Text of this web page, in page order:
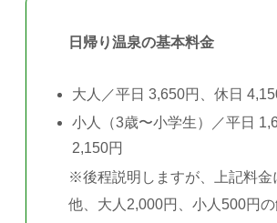
日帰り温泉の基本料金
大人／平日 3,650円、休日
小人（3歳〜小学生）／平日
2,150円
※後程説明しますが、上記料金
他、大人2,000円、小人500円